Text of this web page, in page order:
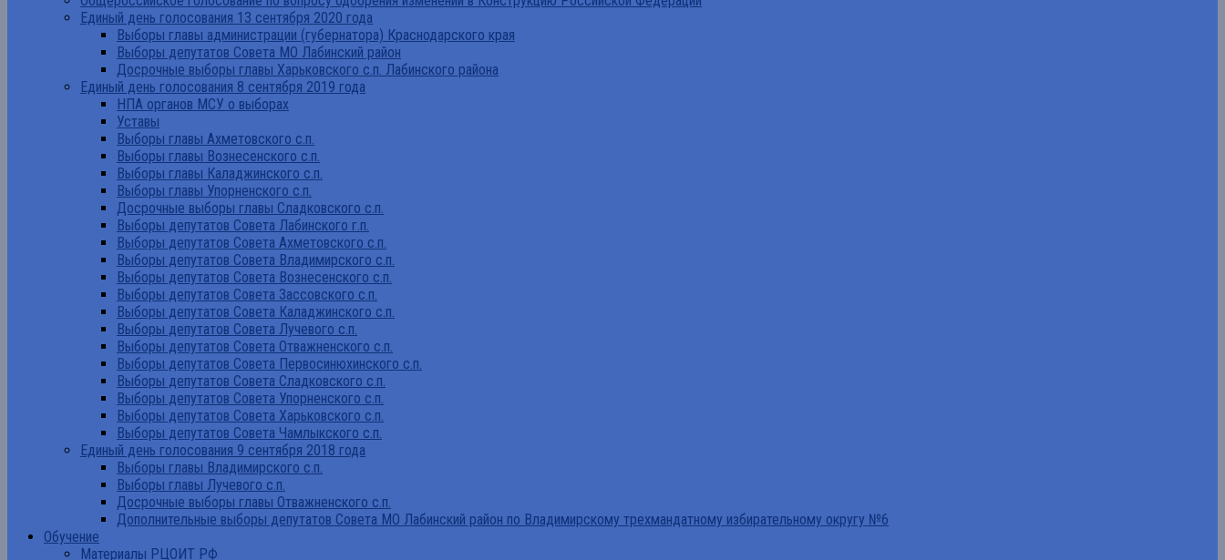
Единый день голосования 13 сентября 2020 года
Выборы главы администрации (губернатора) Краснодарского края
Выборы депутатов Совета МО Лабинский район
Досрочные выборы главы Харьковского с.п. Лабинского района
Единый день голосования 8 сентября 2019 года
НПА органов МСУ о выборах
Уставы
Выборы главы Ахметовского с.п.
Выборы главы Вознесенского с.п.
Выборы главы Каладжинского с.п.
Выборы главы Упорненского с.п.
Досрочные выборы главы Сладковского с.п.
Выборы депутатов Совета Лабинского г.п.
Выборы депутатов Совета Ахметовского с.п.
Выборы депутатов Совета Владимирского с.п.
Выборы депутатов Совета Вознесенского с.п.
Выборы депутатов Совета Зассовского с.п.
Выборы депутатов Совета Каладжинского с.п.
Выборы депутатов Совета Лучевого с.п.
Выборы депутатов Совета Отважненского с.п.
Выборы депутатов Совета Первосинюхинского с.п.
Выборы депутатов Совета Сладковского с.п.
Выборы депутатов Совета Упорненского с.п.
Выборы депутатов Совета Харьковского с.п.
Выборы депутатов Совета Чамлыкского с.п.
Единый день голосования 9 сентября 2018 года
Выборы главы Владимирского с.п.
Выборы главы Лучевого с.п.
Досрочные выборы главы Отважненского с.п.
Дополнительные выборы депутатов Совета МО Лабинский район по Владимирскому трехмандатному избирательному округу №6
Обучение
Материалы РЦОИТ РФ